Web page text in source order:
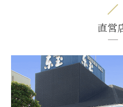
直営